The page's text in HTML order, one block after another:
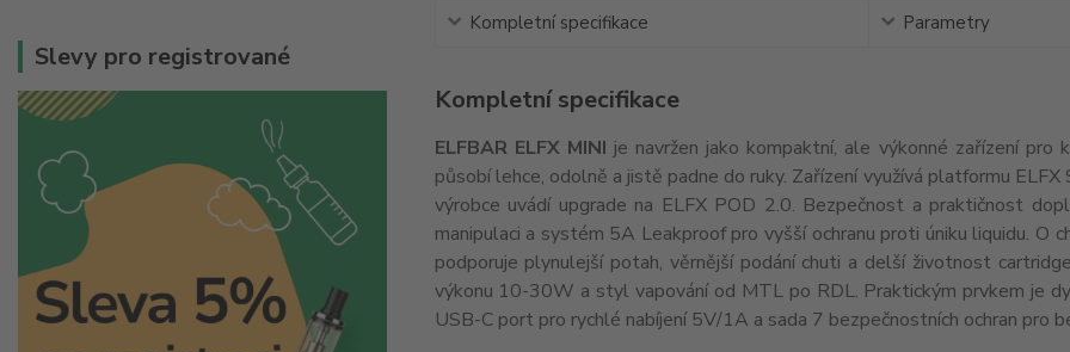
Slevy pro registrované
Kompletní specifikace Parametry
Kompletní specifikace
ELFBAR ELFX MINI je navržen jako kompaktní, ale výkonné zařízení
působí lehce, odolně a jistě padne do ruky. Zařízení využívá platformu
výrobce uvádí upgrade na ELFX POD 2.0. Bezpečnost a praktičnost
manipulaci a systém 5A Leakproof pro vyšší ochranu proti úniku liquidu.
podporuje plynulejší potah, věrnější podání chuti a delší životnost
výkonu 10-30W a styl vapování od MTL po RDL. Praktickým prvkem je
USB-C port pro rychlé nabíjení 5V/1A a sada 7 bezpečnostních ochran pro